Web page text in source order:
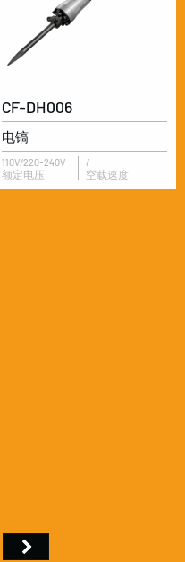
CF-DH006
电镐
110V/220-240V
额定电压
/
空载速度